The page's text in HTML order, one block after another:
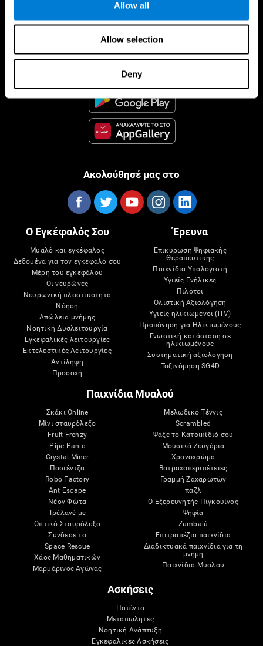
Allow all
Allow selection
Deny
Εφαρμογή CogniFit
Ακολούθησέ μας στο
Ο Εγκέφαλός Σου
Μυαλό και εγκέφαλος
Δεδομένα για τον εγκέφαλό σου
Μέρη του εγκεφάλου
Οι νευρώνες
Νευρωνική πλαστικότητα
Νόηση
Απώλεια μνήμης
Νοητική Δυσλειτουργία
Εγκεφαλικές λειτουργίες
Εκτελεστικές Λειτουργίες
Αντίληψη
Προσοχή
Έρευνα
Επικύρωση Ψηφιακής
Θεραπευτικής
Παιχνίδια Υπολογιστή
Υγιείς Ενήλικες
Πιλότοι
Ολιστική Αξιολόγηση
Υγιείς ηλικιωμένοι (iTV)
Προπόνηση για Ηλικιωμένους
Γνωστική κατάσταση σε
ηλικιωμένους
Συστηματική αξιολόγηση
Ταξινόμηση SG4D
Παιχνίδια Μυαλού
Σκάκι Online
Μίνι σταυρόλεξο
Fruit Frenzy
Pipe Panic
Crystal Miner
Πασιέντζα
Robo Factory
Ant Escape
Νέον Φώτα
Τρέλανέ με
Οπτικό Σταυρόλεξο
Σύνδεσέ το
Space Rescue
Χάος Μαθηματικών
Μαρμάρινος Αγώνας
Μελωδικό Τέννις
Scrambled
Ψάξε το Κατοικίδιό σου
Μουσικά Ζευγάρια
Χρονοχρώμα
Βατραχοπεριπέτειες
Γραμμή Ζαχαρωτών
παζλ
Ο Εξερευνητής Πιγκουίνος
Ψηφία
Zumbalú
Επιτραπέζια παιχνίδια
Διαδικτυακά παιχνίδια για τη
μνήμη
Παιχνίδια Μυαλού
Ασκήσεις
Πατέντα
Μεταπωλητές
Νοητική Ανάπτυξη
Εγκεφαλικές Ασκήσεις